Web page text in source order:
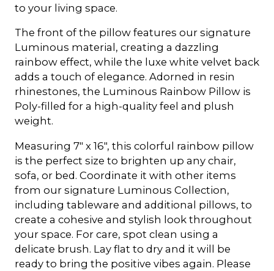
to your living space.
The front of the pillow features our signature
Luminous material, creating a dazzling
rainbow effect, while the luxe white velvet back
adds a touch of elegance. Adorned in resin
rhinestones, the Luminous Rainbow Pillow is
Poly-filled for a high-quality feel and plush
weight.
Measuring 7" x 16", this colorful rainbow pillow
is the perfect size to brighten up any chair,
sofa, or bed. Coordinate it with other items
from our signature Luminous Collection,
including tableware and additional pillows, to
create a cohesive and stylish look throughout
your space. For care, spot clean using a
delicate brush. Lay flat to dry and it will be
ready to bring the positive vibes again. Please